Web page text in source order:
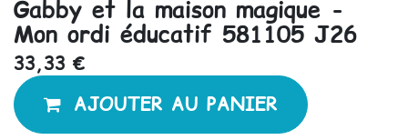
Gabby et la maison magique -
Mon ordi éducatif 581105 J26
33,33 €
AJOUTER AU PANIER